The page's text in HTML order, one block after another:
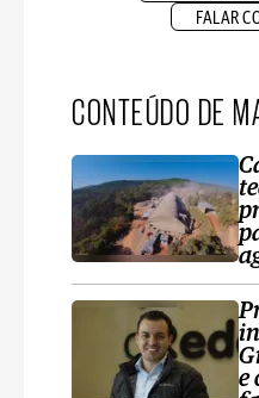
FALAR
CONTEÚDO DE
e